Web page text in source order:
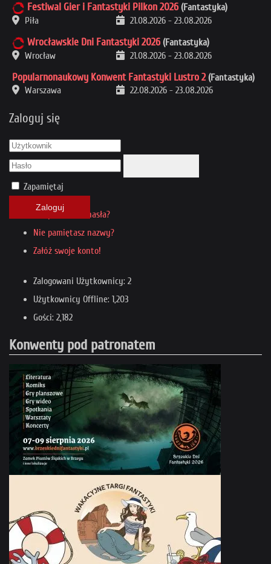
Festiwal Gier i Fantastyki Pilkon 2026 (Fantastyka)
Piła
21.08.2026 - 23.08.2026
Wrocławskie Dni Fantastyki 2026 (Fantastyka)
Wrocław
21.08.2026 - 23.08.2026
Popularnonaukowy Konwent Fantastyki Lustro 2 (Fantastyka)
Warszawa
22.08.2026 - 23.08.2026
Zaloguj się
Zapamiętaj
Zaloguj
Nie pamiętasz hasła?
Nie pamiętasz nazwy?
Załóż swoje konto!
Zalogowani Użytkownicy: 2
Użytkownicy Offline: 1,203
Gości: 2,182
Konwenty pod patronatem